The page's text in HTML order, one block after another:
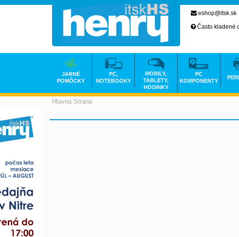
Hlavná Strana
eshop@itsk.sk
Často kladené
JARNÉ
POMÔCKY
PC,
NOTEBOOKY
MOBILY,
TABLETY,
HODINKY
PC
KOMPONENTY